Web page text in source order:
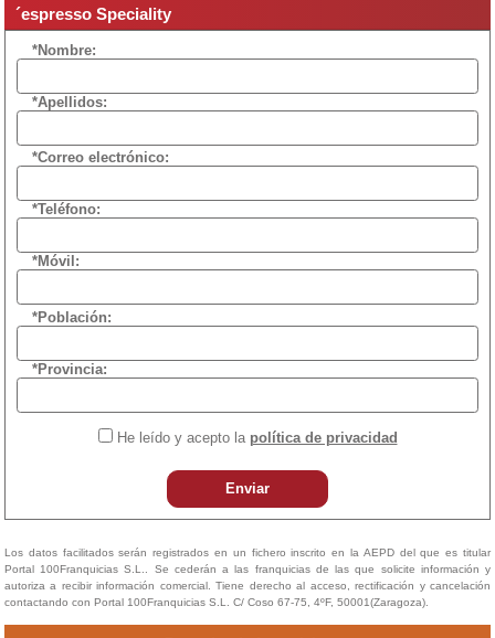
´espresso Speciality
*Nombre:
*Apellidos:
*Correo electrónico:
*Teléfono:
*Móvil:
*Población:
*Provincia:
He leído y acepto la política de privacidad
Enviar
Los datos facilitados serán registrados en un fichero inscrito en la AEPD del que es titular
Portal 100Franquicias S.L.. Se cederán a las franquicias de las que solicite información y
autoriza a recibir información comercial. Tiene derecho al acceso, rectificación y cancelación
contactando con Portal 100Franquicias S.L. C/ Coso 67-75, 4ºF, 50001(Zaragoza).